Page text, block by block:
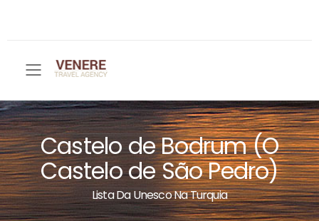
Toggle mobile menu
Castelo de Bodrum (O
Castelo de São Pedro)
Lista Da Unesco Na Turquia